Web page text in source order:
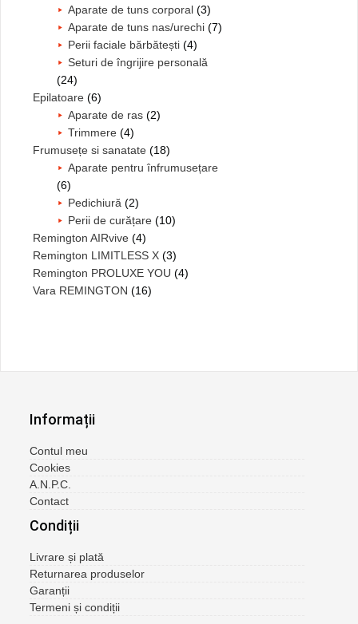
Aparate de tuns corporal (3)
Aparate de tuns nas/urechi (7)
Perii faciale bărbătești (4)
Seturi de îngrijire personală
(24)
Epilatoare (6)
Aparate de ras (2)
Trimmere (4)
Frumusețe si sanatate (18)
Aparate pentru înfrumusețare
(6)
Pedichiură (2)
Perii de curățare (10)
Remington AIRvive (4)
Remington LIMITLESS X (3)
Remington PROLUXE YOU (4)
Vara REMINGTON (16)
Informații
Contul meu
Cookies
A.N.P.C.
Contact
Condiții
Livrare și plată
Returnarea produselor
Garanții
Termeni și condiții